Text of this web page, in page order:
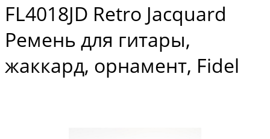
FL4018JD Retro Jacquard
Ремень для гитары,
жаккард, орнамент, Fidel